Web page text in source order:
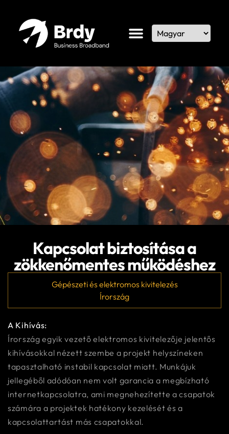
Kapcsolat biztosítása a
zökkenőmentes működéshez
Gépészeti és elektromos kivitelezés
Írország
A Kihívás:
Írország egyik vezető elektromos kivitelezője jelentős
kihívásokkal nézett szembe a projekt helyszíneken
tapasztalható instabil kapcsolat miatt. Munkájuk
jellegéből adódóan nem volt garancia a megbízható
internetkapcsolatra, ami megnehezítette a csapatok
számára a projektek hatékony kezelését és a
kapcsolattartást más csapatokkal.